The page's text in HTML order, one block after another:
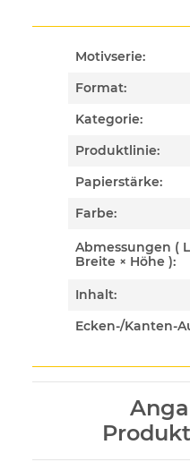
Motivserie:
Format:
Kategorie:
Produktlinie:
Papierstärke:
Farbe:
Abmessungen (
Breite × Höhe ):
Inhalt:
Ecken-/Kanten-